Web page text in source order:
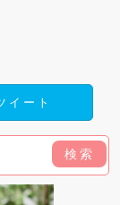
イート
検索